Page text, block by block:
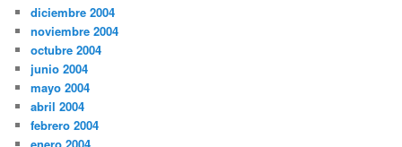
diciembre 2004
noviembre 2004
octubre 2004
junio 2004
mayo 2004
abril 2004
febrero 2004
enero 2004